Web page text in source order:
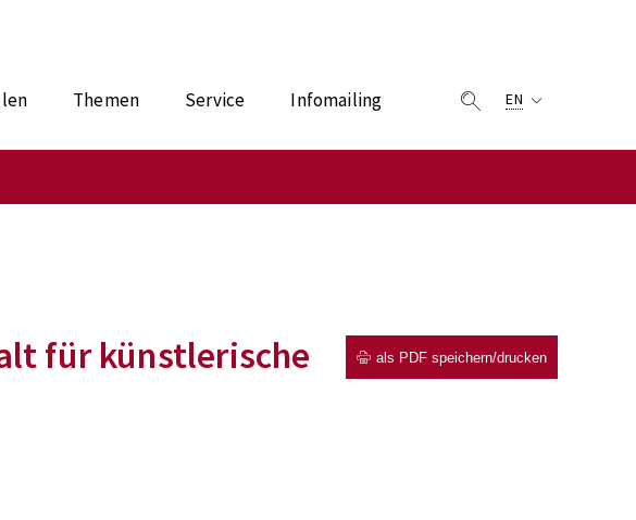
Themen Service Infomailing EN
als PDF speichern/drucken
für künstlerische